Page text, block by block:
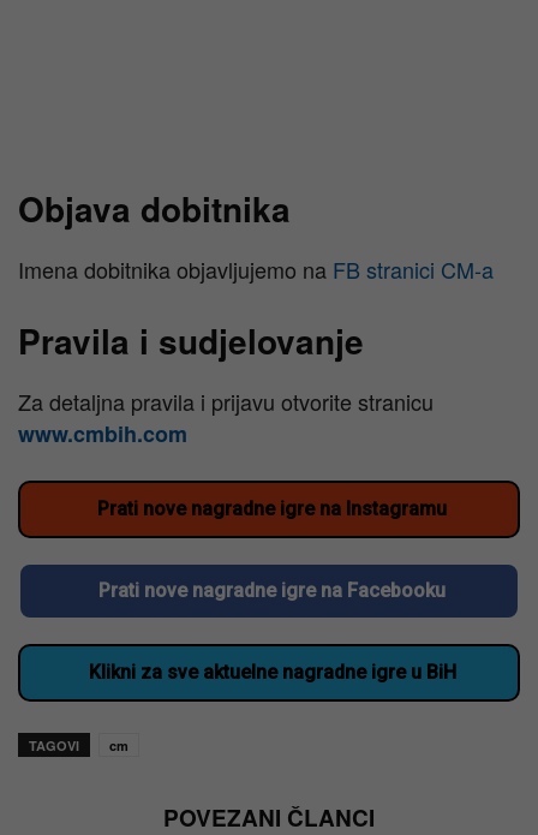
Objava dobitnika
Imena dobitnika objavljujemo na FB stranici CM-a
Pravila i sudjelovanje
Za detaljna pravila i prijavu otvorite stranicu
www.cmbih.com
Prati nove nagradne igre na Instagramu
Prati nove nagradne igre na Facebooku
Klikni za sve aktuelne nagradne igre u BiH
TAGOVI cm
POVEZANI ČLANCI